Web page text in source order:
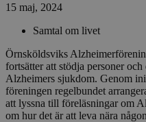
15 maj, 2024
Samtal om livet
Örnsköldsviks
fortsätter att stödja personer
Alzheimers sjukdom. Genom
föreningen regelbundet
att lyssna till föreläsningar om
om hur det är att leva nära